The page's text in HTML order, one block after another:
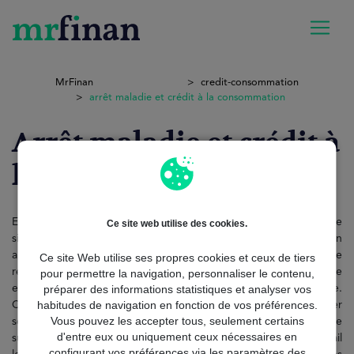
Ce site web utilise des cookies.
Ce site Web utilise ses propres cookies et ceux de tiers
pour permettre la navigation, personnaliser le contenu,
préparer des informations statistiques et analyser vos
habitudes de navigation en fonction de vos préférences.
Vous pouvez les accepter tous, seulement certains
d'entre eux ou uniquement ceux nécessaires en
MrFinan
credit-consommation
arrêt maladie et crédit à la consommation
Arrêt maladie et crédit à
la consommation
En France, l’arrêt maladie et crédit à la consommation est une
situation de plus en plus fréquente. Lorsqu’un emprunteur est en
arrêt de travail, ses revenus peuvent baisser, compliquant ainsi le
remboursement de son crédit. Pourtant, la législation française
encadre clairement les droits et obligations de chaque partie.
Comprendre les documents nécessaires, les moyens d’optimiser
son dossier et les coûts associés est essentiel pour éviter le
surendettement. Dans cet article, nous allons analyser en détail